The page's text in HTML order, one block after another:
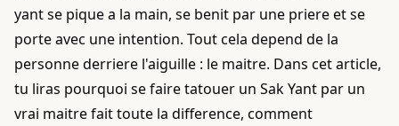
yant se pique a la main, se benit par une priere et se
porte avec une intention. Tout cela depend de la
personne derriere l'aiguille : le maitre. Dans cet article,
tu liras pourquoi se faire tatouer un Sak Yant par un
vrai maitre fait toute la difference, comment